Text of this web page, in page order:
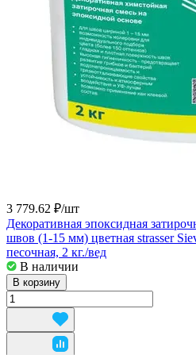
3 779.62 ₽/шт
Декоративная эпоксидная
швов (1-15 мм) цветная strasser
песочная, 2 кг./вед
В наличии
В корзину